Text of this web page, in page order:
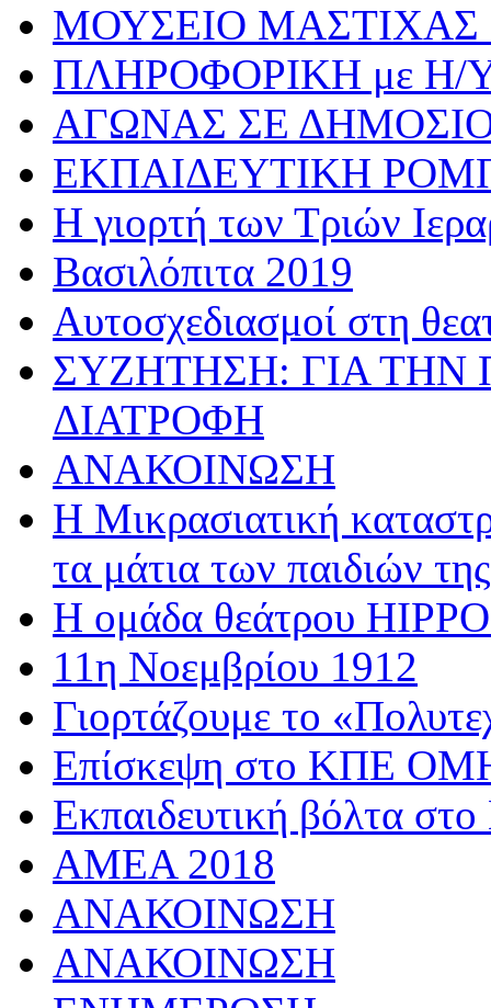
ΜΟΥΣΕΙΟ ΜΑΣΤΙΧΑΣ
ΠΛΗΡΟΦΟΡΙΚΗ με Η/
ΑΓΩΝΑΣ ΣΕ
ΕΚΠΑΙΔΕΥΤΙΚΗ
Η γιορτή των Τριών
Βασιλόπιτα 2019
Αυτοσχεδιασμοί στη
ΣΥΖΗΤΗΣΗ: ΓΙΑ ΤΗΝ
ΔΙΑΤΡΟΦΗ
ΑΝΑΚΟΙΝΩΣΗ
Η Μικρασιατική
τα μάτια των παιδιών
Η ομάδα θεάτρου
11η Νοεμβρίου 1912
Γιορτάζουμε το
Επίσκεψη στο ΚΠΕ
Εκπαιδευτική βόλτα
AMEA 2018
ΑΝΑΚΟΙΝΩΣΗ
ΑΝΑΚΟΙΝΩΣΗ